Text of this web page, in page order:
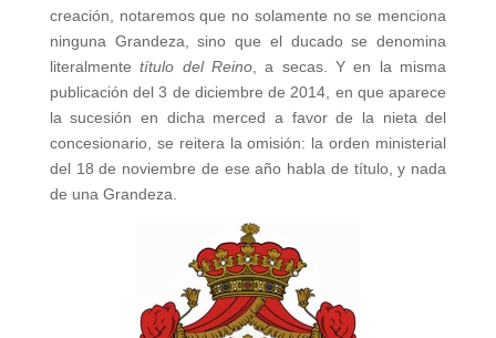
creación, notaremos que no solamente no se menciona
ninguna Grandeza, sino que el ducado se denomina
literalmentetítulo del Reino, a secas. Y en la misma
publicación del 3 de diciembre de 2014, en que aparece
la sucesión en dicha merced a favor de la nieta del
concesionario, se reitera la omisión: la orden ministerial
del 18 de noviembre de ese año habla de título, y nada
de una Grandeza.